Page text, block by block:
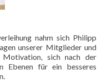
nahm sich Philipp
unserer Mitglieder und
sich nach der
Ebenen für ein besseres